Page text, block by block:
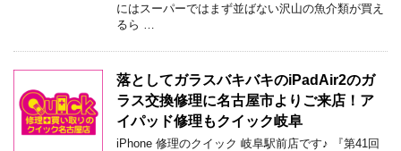
にはスーパーではまず並ばない沢山の魚介類が買え
るら …
落としてガラスバキバキのiPadAir2のガ
ラス交換修理に名古屋市よりご来店！ア
イパッド修理もクイック岐阜
iPhone 修理のクイック 岐阜駅前店です♪ 『第41回